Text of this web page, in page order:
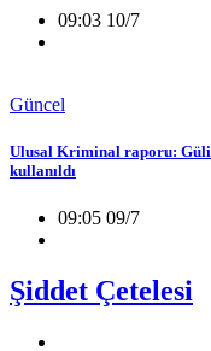
09:03 10/7
Güncel
Ulusal Kriminal raporu:
kullanıldı
09:05 09/7
Şiddet Çetelesi